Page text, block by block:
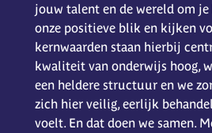
jouw talent en de wereld om je
onze positieve blik en kijken
kernwaarden staan hierbij
kwaliteit van onderwijs hoog,
een heldere structuur en we
zich hier veilig, eerlijk
voelt. En dat doen we samen.